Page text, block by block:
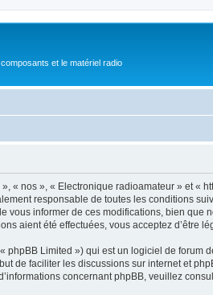
et le matériel radio
nos », « Electronique radioamateur » et «
responsable de toutes les conditions
vous informer de ces modifications, bien
aient été effectuées, vous acceptez d’être
Limited ») qui est un logiciel de forum
de faciliter les discussions sur internet et
concernant phpBB, veuillez